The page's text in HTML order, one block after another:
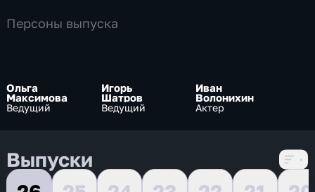
Персоны выпуска
Ольга
Максимова
Ведущий
Игорь
Шатров
Ведущий
Иван
Волонихин
Актер
Выпуски